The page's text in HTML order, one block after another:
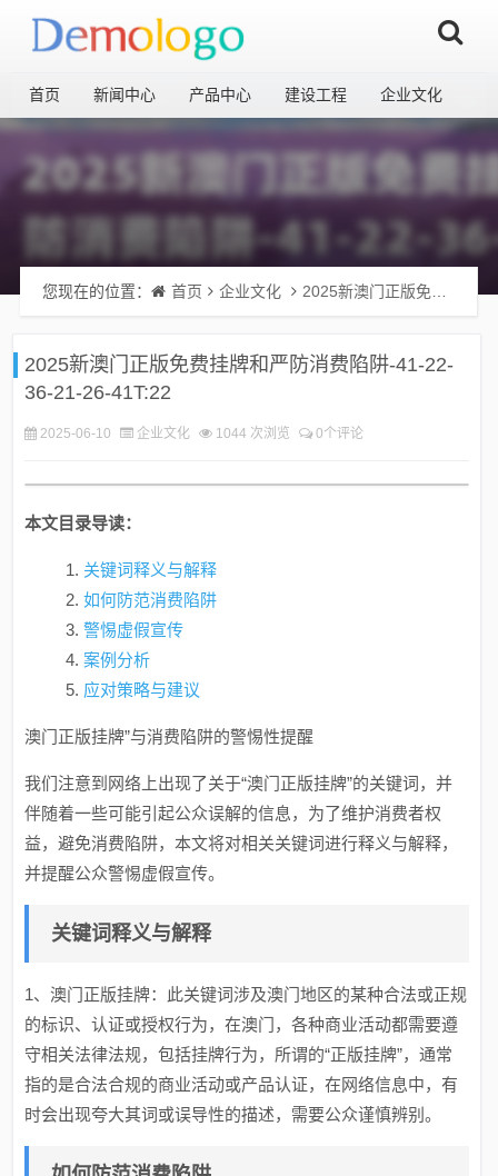
首页 新闻中心 产品中心 建设工程 企业文化
您现在的位置： 首页 企业文化 2025新澳门正版免费挂牌和严防消费陷阱-41-22-36-21-26-41T:22
2025新澳门正版免费挂牌和严防消费陷阱-41-22-
36-21-26-41T:22
2025-06-10 企业文化 1044 次浏览 0个评论
本文目录导读：
关键词释义与解释
如何防范消费陷阱
警惕虚假宣传
案例分析
应对策略与建议
澳门正版挂牌”与消费陷阱的警惕性提醒
我们注意到网络上出现了关于“澳门正版挂牌”的关键词，并
伴随着一些可能引起公众误解的信息，为了维护消费者权
益，避免消费陷阱，本文将对相关关键词进行释义与解释，
并提醒公众警惕虚假宣传。
关键词释义与解释
1、澳门正版挂牌：此关键词涉及澳门地区的某种合法或正规
的标识、认证或授权行为，在澳门，各种商业活动都需要遵
守相关法律法规，包括挂牌行为，所谓的“正版挂牌”，通常
指的是合法合规的商业活动或产品认证，在网络信息中，有
时会出现夸大其词或误导性的描述，需要公众谨慎辨别。